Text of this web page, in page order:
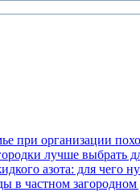
при организации
лучше выбрать
азота: для чего
в частном загородном